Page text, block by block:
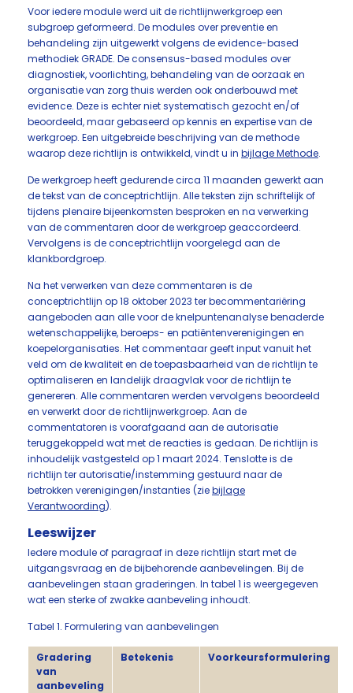
Voor iedere module werd uit de richtlijnwerkgroep een
subgroep geformeerd. De modules over preventie en
behandeling zijn uitgewerkt volgens de evidence-based
methodiek GRADE. De consensus-based modules over
diagnostiek, voorlichting, behandeling van de oorzaak en
organisatie van zorg thuis werden ook onderbouwd met
evidence. Deze is echter niet systematisch gezocht en/of
beoordeeld, maar gebaseerd op kennis en expertise van de
werkgroep. Een uitgebreide beschrijving van de methode
waarop deze richtlijn is ontwikkeld, vindt u in bijlage Methode.
De werkgroep heeft gedurende circa 11 maanden gewerkt aan
de tekst van de conceptrichtlijn. Alle teksten zijn schriftelijk of
tijdens plenaire bijeenkomsten besproken en na verwerking
van de commentaren door de werkgroep geaccordeerd.
Vervolgens is de conceptrichtlijn voorgelegd aan de
klankbordgroep.
Na het verwerken van deze commentaren is de
conceptrichtlijn op 18 oktober 2023 ter becommentariëring
aangeboden aan alle voor de knelpuntenanalyse benaderde
wetenschappelijke, beroeps- en patiëntenverenigingen en
koepelorganisaties. Het commentaar geeft input vanuit het
veld om de kwaliteit en de toepasbaarheid van de richtlijn te
optimaliseren en landelijk draagvlak voor de richtlijn te
genereren. Alle commentaren werden vervolgens beoordeeld
en verwerkt door de richtlijnwerkgroep. Aan de
commentatoren is voorafgaand aan de autorisatie
teruggekoppeld wat met de reacties is gedaan. De richtlijn is
inhoudelijk vastgesteld op 1 maart 2024. Tenslotte is de
richtlijn ter autorisatie/instemming gestuurd naar de
betrokken verenigingen/instanties (ziebijlage
Verantwoording).
Leeswijzer
Iedere module of paragraaf in deze richtlijn start met de
uitgangsvraag en de bijbehorende aanbevelingen. Bij de
aanbevelingen staan graderingen. In tabel 1 is weergegeven
wat een sterke of zwakke aanbeveling inhoudt.
Tabel 1. Formulering van aanbevelingen
Gradering
van
aanbeveling
Betekenis Voorkeursformulering